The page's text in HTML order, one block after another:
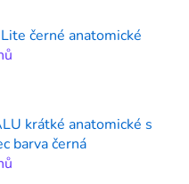
černé anatomické
krátké anatomické s
barva černá